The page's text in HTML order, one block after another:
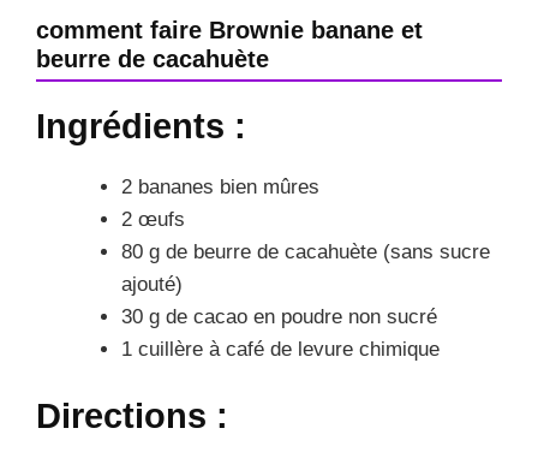
comment faire Brownie banane et
beurre de cacahuète
Ingrédients :
2 bananes bien mûres
2 œufs
80 g de beurre de cacahuète (sans sucre
ajouté)
30 g de cacao en poudre non sucré
1 cuillère à café de levure chimique
Directions :